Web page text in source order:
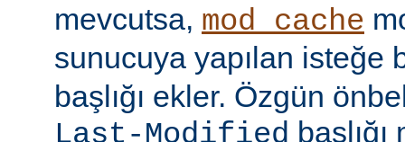
mevcutsa, mod_cache
sunucuya yapılan isteğe
başlığı ekler. Özgün
Last-Modified